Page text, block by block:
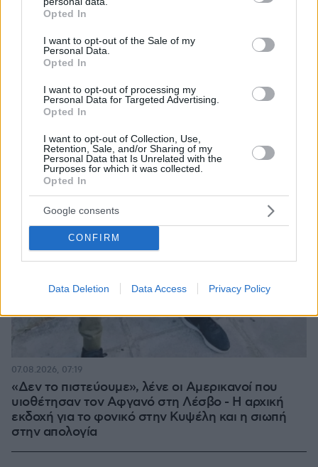
grant or deny consent to Google and its third-party tags to
use your data for below specified purposes in below Google
consent section.
Opted In
I want to opt-out of the Sale of my
Personal Data.
Opted In
I want to opt-out of processing my
Personal Data for Targeted Advertising.
Opted In
I want to opt-out of Collection, Use,
Retention, Sale, and/or Sharing of my
Personal Data that Is Unrelated with the
Purposes for which it was collected.
Opted In
Google consents
CONFIRM
Data Deletion Data Access Privacy Policy
ΤΑ ΠΙΟ ΔΗΜΟΦΙΛΗ
«Δεν το πιστεύουμε», λένε οι Αμερικανοί που
υιοθέτησαν τον Αφγανό στη Λέσβο - Η αρχική
εκδοχή για το φονικό στην Κυψέλη και η σιωπή
στην απολογία
07.08.2026, 07:19